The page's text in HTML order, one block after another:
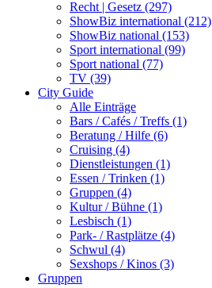
Recht | Gesetz (297)
ShowBiz international (212)
ShowBiz national (153)
Sport international (99)
Sport national (77)
TV (39)
City Guide
Alle Einträge
Bars / Cafés / Treffs (1)
Beratung / Hilfe (6)
Cruising (4)
Dienstleistungen (1)
Essen / Trinken (1)
Gruppen (4)
Kultur / Bühne (1)
Lesbisch (1)
Park- / Rastplätze (4)
Schwul (4)
Sexshops / Kinos (3)
Gruppen